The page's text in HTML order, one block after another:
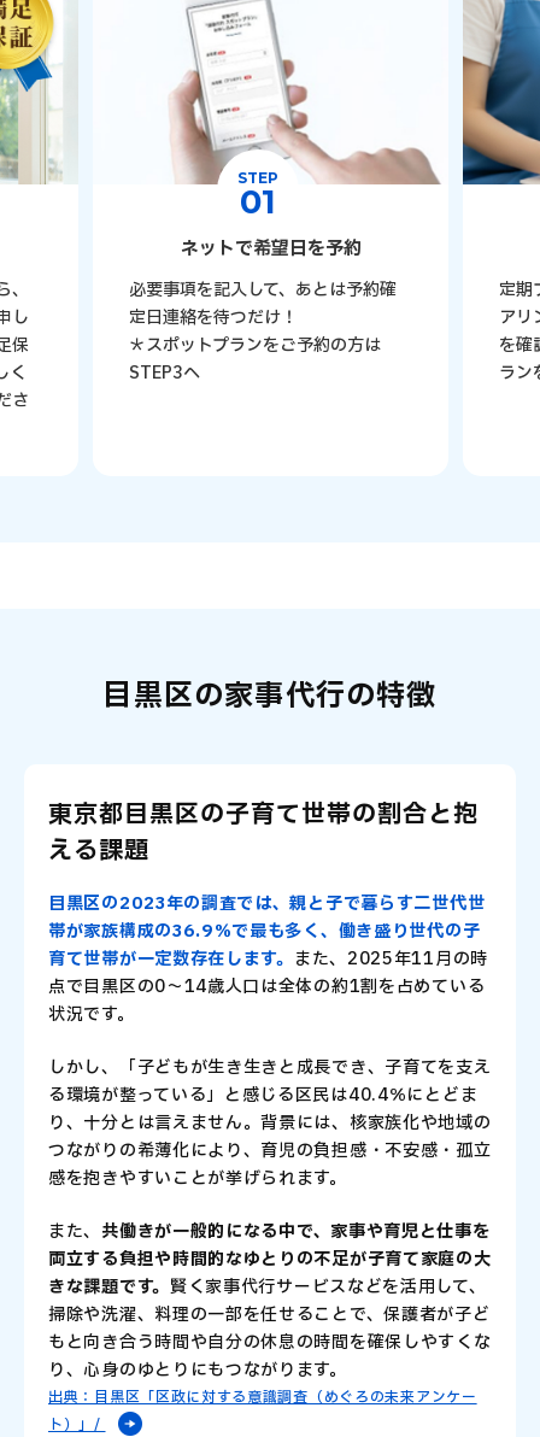
し
保
く
さ
STEP
01
ネットで希望日を予約
必要事項を記入して、あとは予約確
定日連絡を待つだけ！
＊スポットプランをご予約の方は
STEP3へ
定期
アリ
を確
ラン
※1
交通費1,100円(税込/1回)込の料金になります。また、最寄り駅か
※2
毎週プランは4回/月のご利用、隔週プランの場合は2回/月のご利用
※3
サービスは1回につき2時間以上30分単位でご利用いただけます。
※
「プレミアムコース・スポットプラン」以外の場合、以下のオプショ
・鍵預かり：1,100円(税込/月)
・買い物代行：3,300円(予定時刻の前もしくは後に＋移動時間1時間
買い物代行はお客さまから片道徒歩15分圏内の店舗のみ、1回の買
目黒区の家事代行の特徴
東京都目黒区の子育て世帯の割合と抱
える課題
目黒区の2023年の調査では、親と子で暮らす二世代世
帯が家族構成の36.9％で最も多く、働き盛り世代の子
育て世帯が一定数存在します。 また、2025年11月の時
点で目黒区の0～14歳人口は全体の約1割を占めている
状況です。
しかし、「子どもが生き生きと成長でき、子育てを支え
る環境が整っている」と感じる区民は40.4％にとどま
り、十分とは言えません。背景には、核家族化や地域の
つながりの希薄化により、育児の負担感・不安感・孤立
感を抱きやすいことが挙げられます。
また、 共働きが一般的になる中で、家事や育児と仕事を
両立する負担や時間的なゆとりの不足が子育て家庭の大
きな課題です。 賢く家事代行サービスなどを活用して、
掃除や洗濯、料理の一部を任せることで、保護者が子ど
もと向き合う時間や自分の休息の時間を確保しやすくな
り、心身のゆとりにもつながります。
出典：目黒区「区政に対する意識調査（めぐろの未来アンケー
ト）」/